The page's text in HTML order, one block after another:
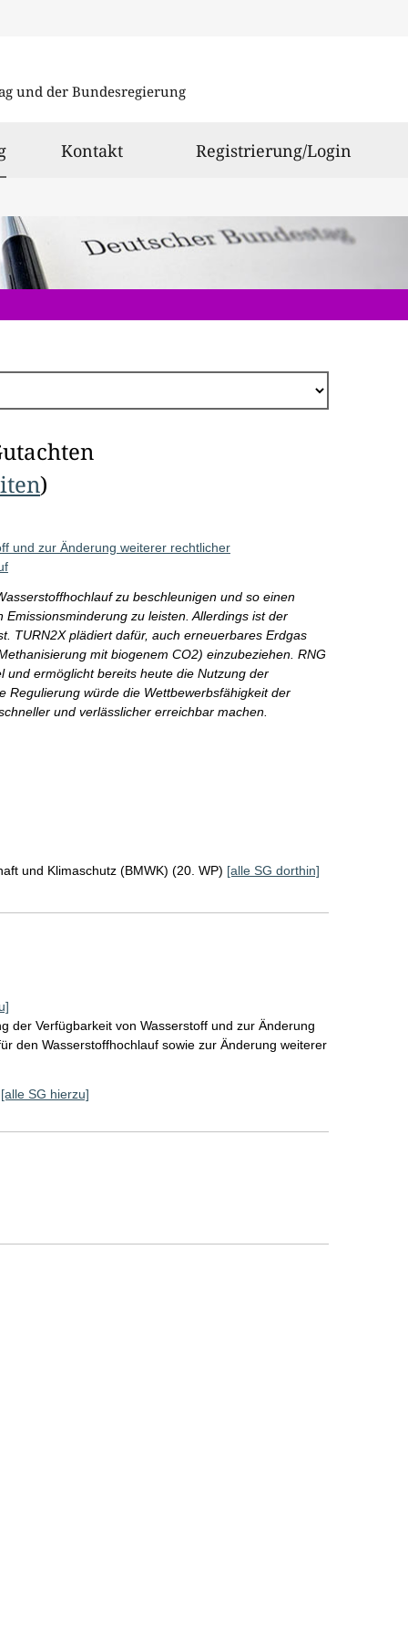
und der Bundesregierung
ausgewählt
Kontakt Registrierung/Login
)
und zur Änderung weiterer rechtlicher
zu beschleunigen und so einen
zu leisten. Allerdings ist der
TURN2X plädiert dafür, auch erneuerbares Erdgas
mit biogenem CO2) einzubeziehen. RNG
und ermöglicht bereits heute die Nutzung der
Regulierung würde die Wettbewerbsfähigkeit der
und verlässlicher erreichbar machen.
und Klimaschutz (BMWK) (20. WP) [alle SG dorthin]
der Verfügbarkeit von Wasserstoff und zur Änderung
den Wasserstoffhochlauf sowie zur Änderung weiterer
[alle SG hierzu]